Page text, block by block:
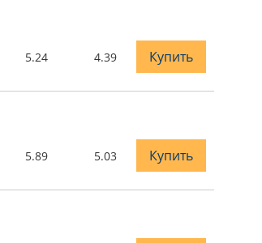
5.24 4.39 Купить
5.89 5.03 Купить